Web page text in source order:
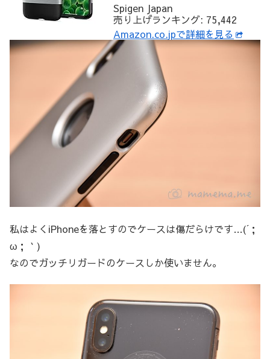
Spigen Japan
売り上げランキング: 75,442
Amazon.co.jpで詳細を見る
私はよくiPhoneを落とすのでケースは傷だらけです…(´；
ω；｀)
なのでガッチリガードのケースしか使いません。